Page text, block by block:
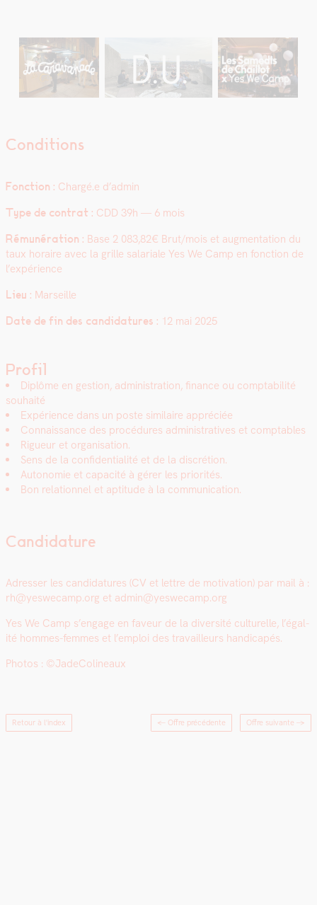
Conditions
Fonc­tion : Chargé.e d’admin
Type de con­trat : CDD 39h — 6 mois
Rémunéra­tion : Base 2 083,82€ Brut/mois et aug­men­ta­tion du
taux horaire avec la grille salar­i­ale Yes We Camp en fonc­tion de
l’expérience
Lieu : Mar­seille
Date de fin des can­di­da­tures : 12 mai 2025
Profil
Diplôme en ges­tion, admin­is­tra­tion, finance ou compt­abil­ité
souhaité
Expéri­ence dans un poste sim­i­laire appré­ciée
Con­nais­sance des procé­dures admin­is­tra­tives et compt­a­bles
Rigueur et organ­i­sa­tion.
Sens de la con­fi­den­tial­ité et de la dis­cré­tion.
Autonomie et capac­ité à gér­er les pri­or­ités.
Bon rela­tion­nel et apti­tude à la com­mu­ni­ca­tion.
Candidature
Adress­er les can­di­da­tures (CV et let­tre de moti­va­tion) par mail à :
rh@yeswecamp.org et admin@yeswecamp.org
Yes We Camp s’en­gage en faveur de la diver­sité cul­turelle, l’é­gal­
ité hommes-femmes et l’emploi des tra­vailleurs hand­i­capés.
Pho­tos : ©JadeCo­l­in­eaux
Retour à l'index ← Offre précédente Offre suivante →